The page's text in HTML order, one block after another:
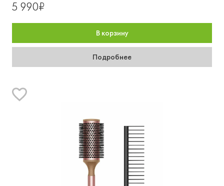
5 990₽
В корзину
Подробнее